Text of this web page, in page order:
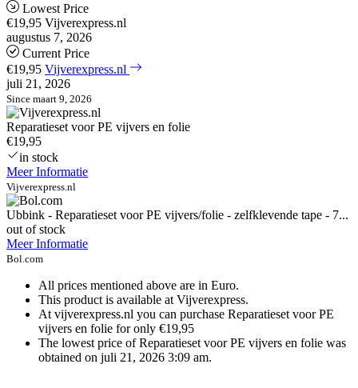
Lowest Price
€19,95 Vijverexpress.nl
augustus 7, 2026
Current Price
€19,95 Vijverexpress.nl
juli 21, 2026
Since maart 9, 2026
Reparatieset voor PE vijvers en folie
€19,95
in stock
Meer Informatie
Vijverexpress.nl
Ubbink - Reparatieset voor PE vijvers/folie - zelfklevende tape - 7...
out of stock
Meer Informatie
Bol.com
All prices mentioned above are in Euro.
This product is available at Vijverexpress.
At vijverexpress.nl you can purchase Reparatieset voor PE
vijvers en folie for only €19,95
The lowest price of Reparatieset voor PE vijvers en folie was
obtained on juli 21, 2026 3:09 am.